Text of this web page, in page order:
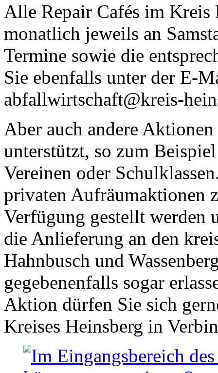
Alle Repair Cafés im Kreis
monatlich jeweils an
Termine sowie die
Sie ebenfalls unter der E-
abfallwirtschaft@kreis-
Aber auch andere
unterstützt, so zum
Vereinen oder
privaten Aufräumaktionen
Verfügung gestellt werden
die Anlieferung an den
Hahnbusch und
gegebenenfalls sogar
Aktion dürfen Sie sich
Kreises Heinsberg in